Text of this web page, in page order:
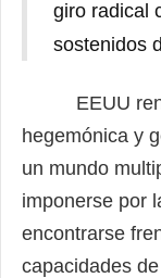
giro radical
sostenidos
EEUU
hegemónica y
un mundo
imponerse por
encontrarse
capacidades